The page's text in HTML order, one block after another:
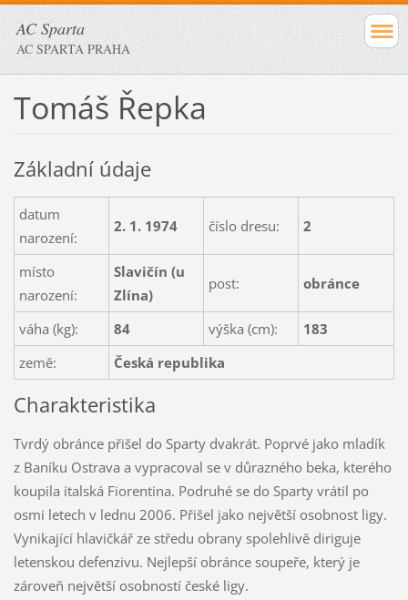
AC Sparta
AC SPARTA PRAHA
Tomáš Řepka
Základní údaje
datum
narození:
2. 1. 1974 číslo dresu: 2
místo
narození:
Slavičín (u
Zlína)
post: obránce
váha (kg): 84 výška (cm):
183
země:
Česká republika
Charakteristika
Tvrdý obránce přišel do Sparty dvakrát. Poprvé jako mladík
z Baníku Ostrava a vypracoval se v důrazného beka, kterého
koupila italská Fiorentina. Podruhé se do Sparty vrátil po
osmi letech v lednu 2006. Přišel jako největší osobnost ligy.
Vynikající hlavičkář ze středu obrany spolehlivě diriguje
letenskou defenzivu. Nejlepší obránce soupeře, který je
zároveň největší osobností české ligy.